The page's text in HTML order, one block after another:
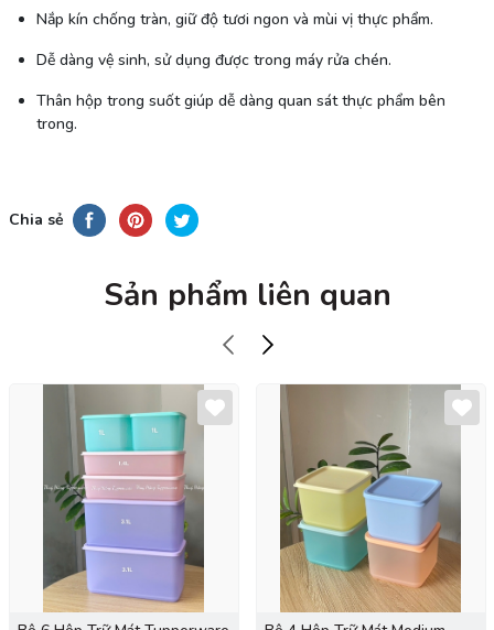
Nắp kín chống tràn, giữ độ tươi ngon và mùi vị thực phẩm.
Dễ dàng vệ sinh, sử dụng được trong máy rửa chén.
Thân hộp trong suốt giúp dễ dàng quan sát thực phẩm bên
trong.
Chia sẻ
Sản phẩm liên quan